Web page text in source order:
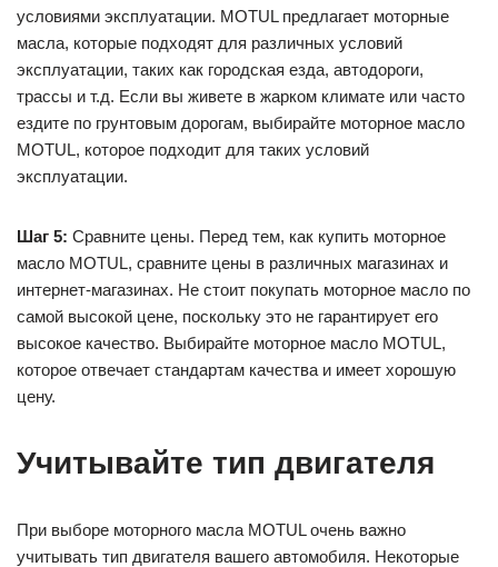
условиями эксплуатации. MOTUL предлагает моторные
масла, которые подходят для различных условий
эксплуатации, таких как городская езда, автодороги,
трассы и т.д. Если вы живете в жарком климате или часто
ездите по грунтовым дорогам, выбирайте моторное масло
MOTUL, которое подходит для таких условий
эксплуатации.
Шаг 5: Сравните цены. Перед тем, как купить моторное
масло MOTUL, сравните цены в различных магазинах и
интернет-магазинах. Не стоит покупать моторное масло по
самой высокой цене, поскольку это не гарантирует его
высокое качество. Выбирайте моторное масло MOTUL,
которое отвечает стандартам качества и имеет хорошую
цену.
Учитывайте тип двигателя
При выборе моторного масла MOTUL очень важно
учитывать тип двигателя вашего автомобиля. Некоторые